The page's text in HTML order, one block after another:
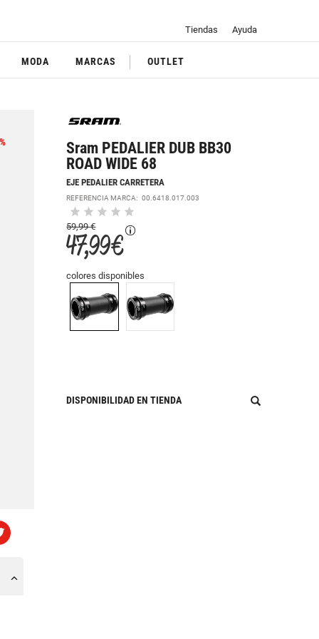
Tiendas Ayuda
MODA MARCAS OUTLET
Sram PEDALIER DUB BB30
ROAD WIDE 68
EJE PEDALIER CARRETERA
REFERENCIA MARCA:00.6418.017.003
59,99 €
47,99 €
colores disponibles
DISPONIBILIDAD EN TIENDA
%